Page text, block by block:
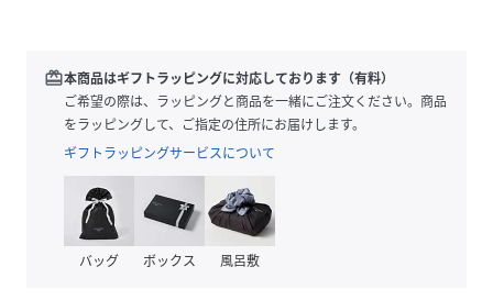
素材
ポリエステル100%
(リブ部分)ポリエステル97%,ポリウレタン3%
４、５、６、７
クリーニング 洗濯機可、ドライクリーニング不可
RV3346_012
redeem本商品はギフトラッピングに対応しております（有料）
ご希望の際は、ラッピングと商品を一緒にご注文ください。商品
をラッピングして、ご指定の住所にお届けします。
ギフトラッピングサービスについて
バッグ ボックス 風呂敷